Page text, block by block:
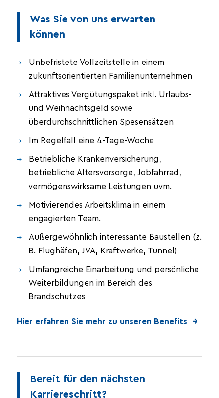
Was Sie von uns erwarten
können
Unbefristete Vollzeitstelle in einem
zukunftsorientierten Familienunternehmen
Attraktives Vergütungspaket inkl. Urlaubs-
und Weihnachtsgeld sowie
überdurchschnittlichen Spesensätzen
Im Regelfall eine 4-Tage-Woche
Betriebliche Krankenversicherung,
betriebliche Altersvorsorge, Jobfahrrad,
vermögenswirksame Leistungen uvm.
Motivierendes Arbeitsklima in einem
engagierten Team.
Außergewöhnlich interessante Baustellen (z.
B. Flughäfen, JVA, Kraftwerke, Tunnel)
Umfangreiche Einarbeitung und persönliche
Weiterbildungen im Bereich des
Brandschutzes
Hier erfahren Sie mehr zu unseren Benefits →
Bereit für den nächsten
Karriereschritt?